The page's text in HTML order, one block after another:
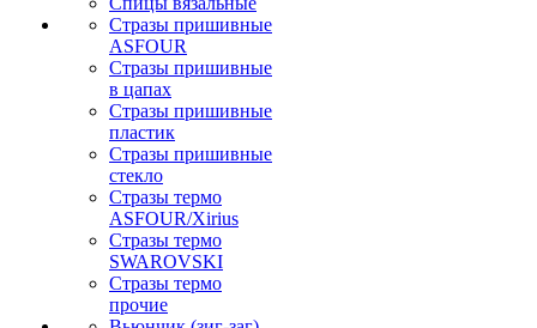
Стразы пришивные
ASFOUR
Стразы пришивные
в цапах
Стразы пришивные
пластик
Стразы пришивные
стекло
Стразы термо
ASFOUR/Xirius
Стразы термо
SWAROVSKI
Стразы термо
прочие